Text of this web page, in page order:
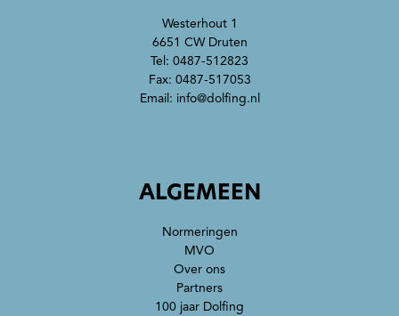
Westerhout 1
6651 CW Druten
Tel: 0487-512823
Fax: 0487-517053
Email: info@dolfing.nl
ALGEMEEN
Normeringen
MVO
Over ons
Partners
100 jaar Dolfing